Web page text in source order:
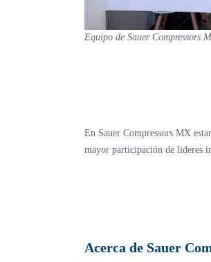
Equipo de Sauer Compressors
En Sauer Compressors MX
mayor participación de lideres
Acerca de Sauer